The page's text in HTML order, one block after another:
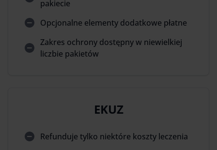
EKUZ
Refunduje tylko niektóre koszty leczenia
pakiecie
Opcjonalne elementy dodatkowe płatne
Zakres ochrony dostępny w niewielkiej
liczbie pakietów